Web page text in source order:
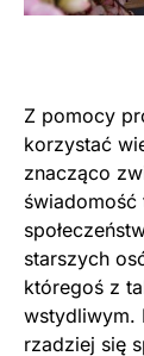
Z pomocy
korzystać
znacząco
starszych
któregoś z
wstydliwym.
rzadziej się